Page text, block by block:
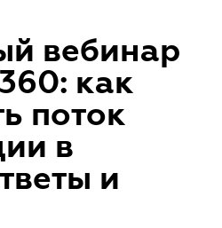
вебинар
как
поток
в
и